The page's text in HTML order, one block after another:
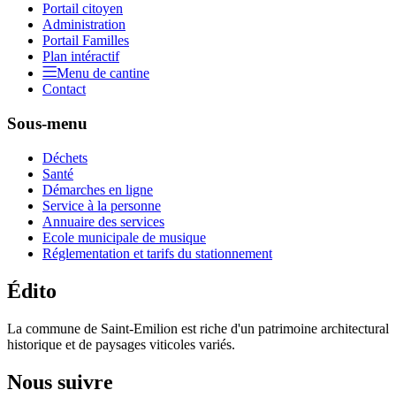
Portail citoyen
Administration
Portail Familles
Plan intéractif
Menu de cantine
Contact
Sous-menu
Déchets
Santé
Démarches en ligne
Service à la personne
Annuaire des services
Ecole municipale de musique
Réglementation et tarifs du stationnement
Édito
La commune de Saint-Emilion est riche d'un patrimoine architectural
historique et de paysages viticoles variés.
Nous suivre